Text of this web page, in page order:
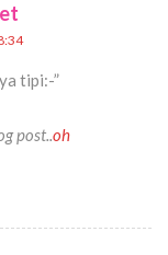
tipi:-”
post..oh